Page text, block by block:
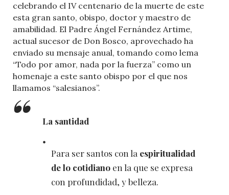
celebrando el IV centenario de la muerte de este
esta gran santo, obispo, doctor y maestro de
amabilidad. El Padre Ángel Fernández Artime,
actual sucesor de Don Bosco, aprovechado ha
enviado su mensaje anual, tomando como lema
“Todo por amor, nada por la fuerza” como un
homenaje a este santo obispo por el que nos
llamamos “salesianos”.
La santidad
Para ser santos con la espiritualidad
de lo cotidianoen la que se expresa
con profundidad, y belleza.